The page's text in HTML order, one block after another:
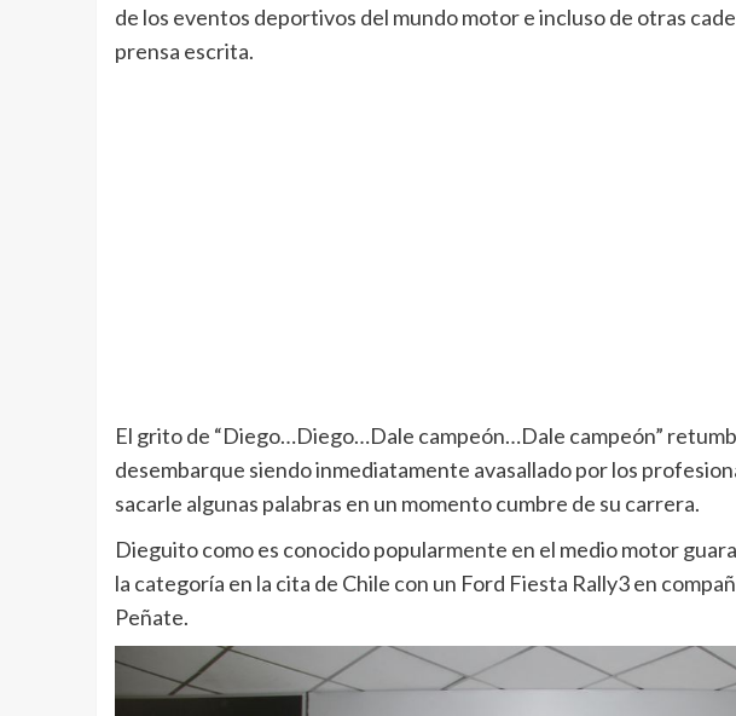
de los eventos deportivos del mundo motor e incluso de otras
prensa escrita.
El grito de “Diego…Diego…Dale campeón…Dale campeón”
desembarque siendo inmediatamente avasallado por los
sacarle algunas palabras en un momento cumbre de su carrera.
Dieguito como es conocido popularmente en el medio motor
la categoría en la cita de Chile con un Ford Fiesta Rally3 en
Peñate.